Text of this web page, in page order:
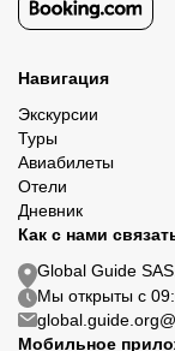
Навигация
Экскурсии
Туры
Авиабилеты
Отели
Дневник
Как с нами
Global Guide
Мы открыты с
Мобильное